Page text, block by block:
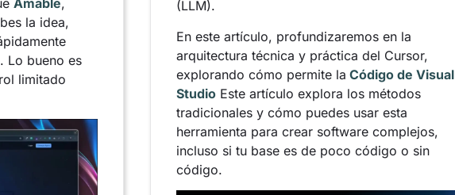
la idea,
Lo bueno es
limitado
(LLM).
En este artículo, profundizaremos en la
arquitectura técnica y práctica del Cursor,
explorando cómo permite la Código de Visual
Studio Este artículo explora los métodos
tradicionales y cómo puedes usar esta
herramienta para crear software complejos,
incluso si tu base es de poco código o sin
código.